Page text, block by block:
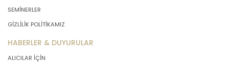
SEMİNERLER
GİZLİLİK POLİTİKAMIZ
HABERLER & DUYURULAR
ALICILAR İÇİN